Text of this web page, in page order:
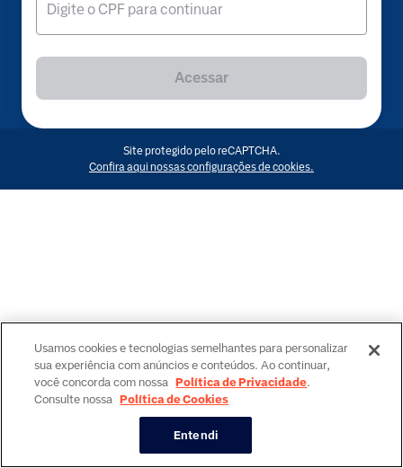
Digite o CPF para continuar
Acessar
Site protegido pelo reCAPTCHA.
Confira aqui nossas configurações de cookies.
Usamos cookies e tecnologias semelhantes para personalizar
sua experiência com anúncios e conteúdos. Ao continuar,
você concorda com nossa Política de Privacidade.
Consulte nossa Política de Cookies
Entendi